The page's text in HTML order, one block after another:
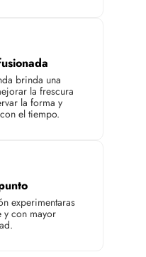
brinda una
la frescura
la forma y
el tiempo.
experimentaras
y con mayor